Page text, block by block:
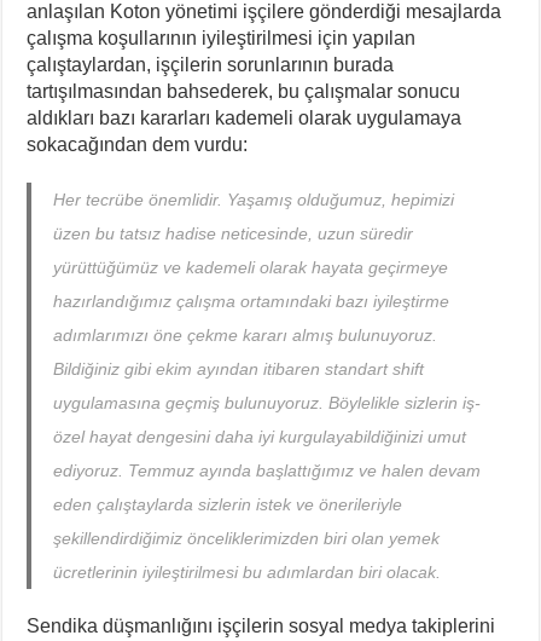
anlaşılan Koton yönetimi işçilere gönderdiği mesajlarda
çalışma koşullarının iyileştirilmesi için yapılan
çalıştaylardan, işçilerin sorunlarının burada
tartışılmasından bahsederek, bu çalışmalar sonucu
aldıkları bazı kararları kademeli olarak uygulamaya
sokacağından dem vurdu:
Her tecrübe önemlidir. Yaşamış olduğumuz, hepimizi
üzen bu tatsız hadise neticesinde, uzun süredir
yürüttüğümüz ve kademeli olarak hayata geçirmeye
hazırlandığımız çalışma ortamındaki bazı iyileştirme
adımlarımızı öne çekme kararı almış bulunuyoruz.
Bildiğiniz gibi ekim ayından itibaren standart shift
uygulamasına geçmiş bulunuyoruz. Böylelikle sizlerin iş-
özel hayat dengesini daha iyi kurgulayabildiğinizi umut
ediyoruz. Temmuz ayında başlattığımız ve halen devam
eden çalıştaylarda sizlerin istek ve önerileriyle
şekillendirdiğimiz önceliklerimizden biri olan yemek
ücretlerinin iyileştirilmesi bu adımlardan biri olacak.
Sendika düşmanlığını işçilerin sosyal medya takiplerini